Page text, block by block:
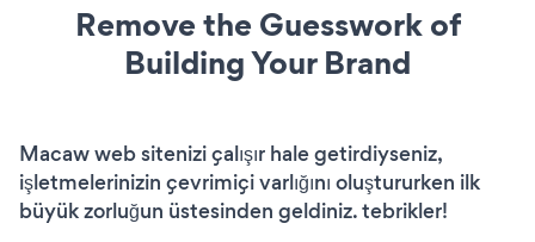
Remove the Guesswork of
Building Your Brand
Macaw web sitenizi çalışır hale getirdiyseniz,
işletmelerinizin çevrimiçi varlığını oluştururken ilk
büyük zorluğun üstesinden geldiniz. tebrikler!